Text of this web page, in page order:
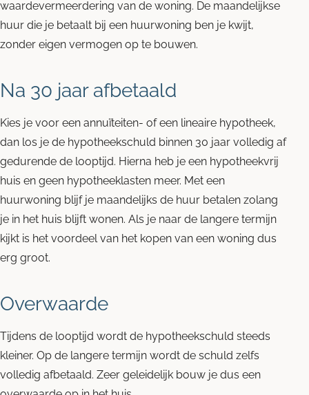
waardevermeerdering van de woning. De maandelijkse
huur die je betaalt bij een huurwoning ben je kwijt,
zonder eigen vermogen op te bouwen.
Na 30 jaar afbetaald
Kies je voor een annuïteiten- of een lineaire hypotheek,
dan los je de hypotheekschuld binnen 30 jaar volledig af
gedurende de looptijd. Hierna heb je een hypotheekvrij
huis en geen hypotheeklasten meer. Met een
huurwoning blijf je maandelijks de huur betalen zolang
je in het huis blijft wonen. Als je naar de langere termijn
kijkt is het voordeel van het kopen van een woning dus
erg groot.
Overwaarde
Tijdens de looptijd wordt de hypotheekschuld steeds
kleiner. Op de langere termijn wordt de schuld zelfs
volledig afbetaald. Zeer geleidelijk bouw je dus een